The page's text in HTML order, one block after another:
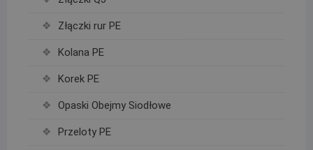
Złączki rur PE
Kolana PE
Korek PE
Opaski Obejmy Siodłowe
Przeloty PE